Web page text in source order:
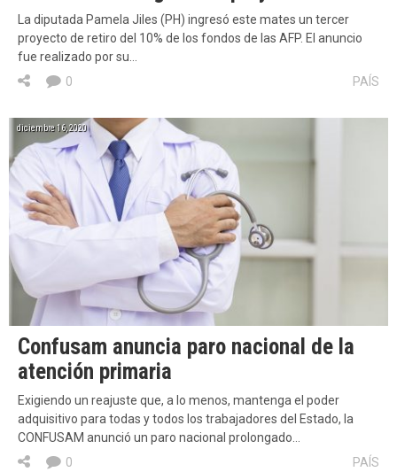
La diputada Pamela Jiles (PH) ingresó este mates un tercer
proyecto de retiro del 10% de los fondos de las AFP. El anuncio
fue realizado por su…
PAÍS
0
diciembre 16, 2020
Confusam anuncia paro nacional de la
atención primaria
Exigiendo un reajuste que, a lo menos, mantenga el poder
adquisitivo para todas y todos los trabajadores del Estado, la
CONFUSAM anunció un paro nacional prolongado…
PAÍS
0